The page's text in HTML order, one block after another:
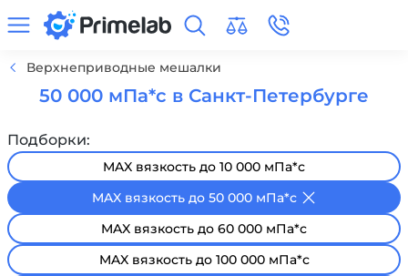
Верхнеприводные мешалки
50 000 мПа*с в Санкт-Петербурге
Подборки:
MAX вязкость до 10 000 мПа*с
MAX вязкость до 50 000 мПа*с
MAX вязкость до 60 000 мПа*с
MAX вязкость до 100 000 мПа*с